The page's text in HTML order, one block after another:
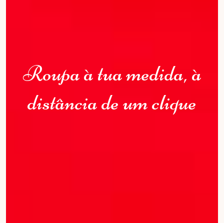
Roupa à tua medida, à
distância de um clique